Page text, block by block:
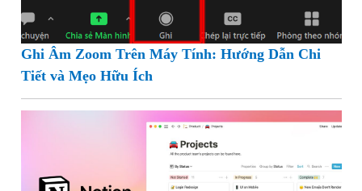
Ghi Âm Zoom Trên Máy Tính: Hướng Dẫn Chi
Tiết và Mẹo Hữu Ích